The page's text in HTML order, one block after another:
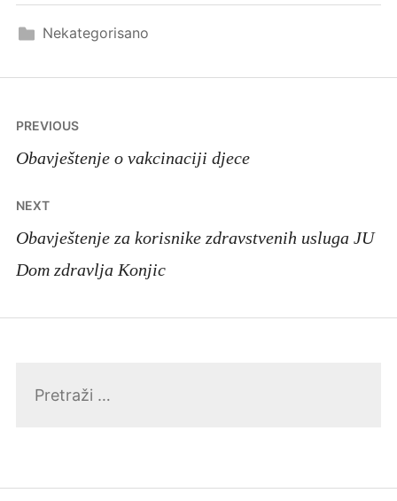
Nekategorisano
Navigacija
članaka
PREVIOUS
Obavještenje o vakcinaciji djece
NEXT
Obavještenje za korisnike zdravstvenih usluga JU
Dom zdravlja Konjic